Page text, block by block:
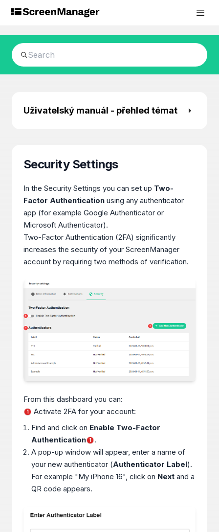
Uživatelský manuál - přehled témat
Security Settings
In the Security Settings you can set up Two-
Factor Authentication using any authenticator
app (for example Google Authenticator or
Microsoft Authenticator).
Two-Factor Authentication (2FA) significantly
increases the security of your ScreenManager
account by requiring two methods of verification.
From this dashboard you can:
1
Activate 2FA for your account:
Find and click on Enable Two-Factor
Authentication
1
.
A pop-up window will appear, enter a name of
your new authenticator (Authenticator Label).
For example "My iPhone 16", click on Next and a
QR code appears.